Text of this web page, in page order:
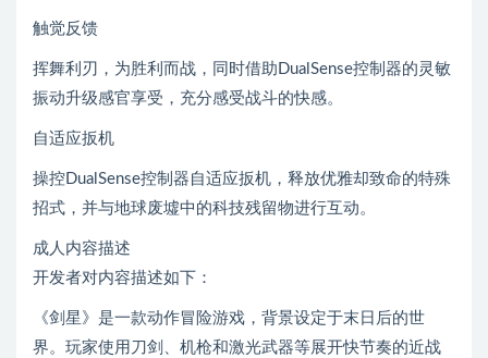
触觉反馈
挥舞利刃，为胜利而战，同时借助DualSense控制器的灵敏
振动升级感官享受，充分感受战斗的快感。
自适应扳机
操控DualSense控制器自适应扳机，释放优雅却致命的特殊
招式，并与地球废墟中的科技残留物进行互动。
成人内容描述
开发者对内容描述如下：
《剑星》是一款动作冒险游戏，背景设定于末日后的世
界。玩家使用刀剑、机枪和激光武器等展开快节奏的近战